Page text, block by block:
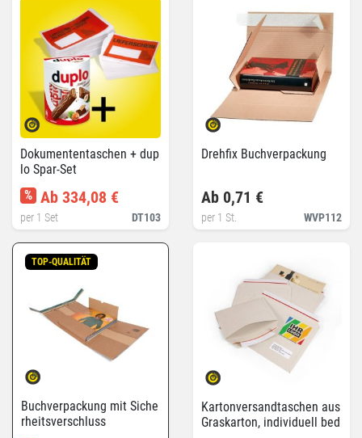
Dokumententaschen + dup
lo Spar-Set
DT103
% Ab 334,08 €
per 1 Set
Drehfix Buchverpackung
WVP112
Ab 0,71 €
per 1 St.
TOP-QUALITÄT
Buchverpackung mit Siche
rheitsverschluss
Kartonversandtaschen aus
Graskarton, individuell bed